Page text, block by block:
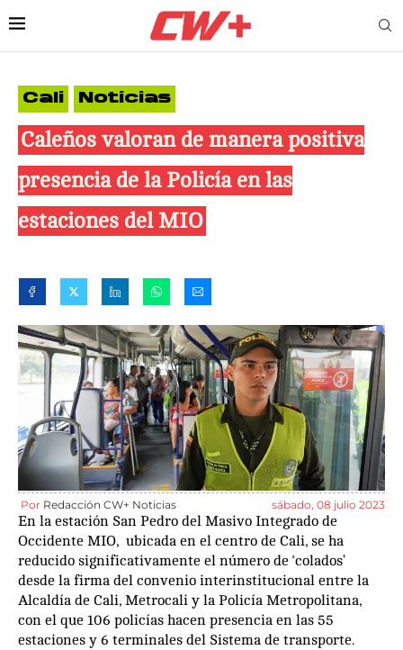
Cali Noticias
Caleños valoran de manera positiva
presencia de la Policía en las
estaciones del MIO
Por Redacción CW+ Noticias sábado, 08 julio 2023
En la estación San Pedro del Masivo Integrado de
Occidente MIO, ubicada en el centro de Cali, se ha
reducido significativamente el número de ‘colados’
desde la firma del convenio interinstitucional entre la
Alcaldía de Cali, Metrocali y la Policía Metropolitana,
con el que 106 policías hacen presencia en las 55
estaciones y 6 terminales del Sistema de transporte.